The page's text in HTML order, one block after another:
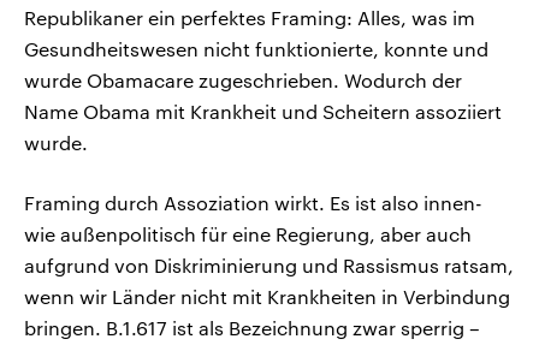
Republikaner ein perfektes Framing: Alles, was im
Gesundheitswesen nicht funktionierte, konnte und
wurde Obamacare zugeschrieben. Wodurch der
Name Obama mit Krankheit und Scheitern assoziiert
wurde.
Framing durch Assoziation wirkt. Es ist also innen-
wie außenpolitisch für eine Regierung, aber auch
aufgrund von Diskriminierung und Rassismus ratsam,
wenn wir Länder nicht mit Krankheiten in Verbindung
bringen. B.1.617 ist als Bezeichnung zwar sperrig –